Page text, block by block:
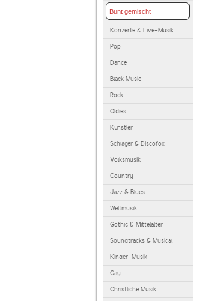
Bunt gemischt
Konzerte & Live-Musik
Pop
Dance
Black Music
Rock
Oldies
Künstler
Schlager & Discofox
Volksmusik
Country
Jazz & Blues
Weltmusik
Gothic & Mittelalter
Soundtracks & Musical
Kinder-Musik
Gay
Christliche Musik